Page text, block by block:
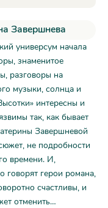
Завершнева
универсум начала
знаменитое
разговоры на
музыки, солнца и
интересны и
так, как бывает
Завершневой
не подробности
времени. И,
говорят герои романа,
счастливы, и
отменить…